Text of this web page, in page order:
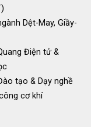
Dệt-May, Giầy-
Điện tử &
tạo & Dạy nghề
cơ khí